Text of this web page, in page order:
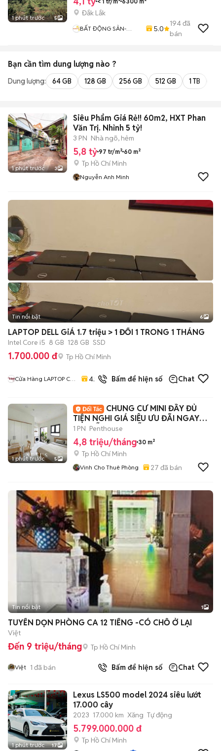
1 phút trước 5
Đắk Lắk
BẤT ĐỘNG SẢN-
5.0
194đã
bán
Bạn cần tìm dung lượng nào ?
Dung lượng: 64 GB 128 GB 256 GB 512 GB 1 TB
1 phút trước 3
Siêu Phẩm Giá Rẻ!! 60m2, HXT Phan
Văn Trị. Nhỉnh 5 tỷ!
3 PN Nhà ngõ, hẻm
5,8 tỷ 97 tr/m² 60 m²
Tp Hồ Chí Minh
Nguyễn Anh Minh
+2
Tin nổi bật 6
LAPTOP DELL GiÁ 1.7 triệu > 1 ĐỔI 1 TRONG 1 THÁNG
Intel Core i5 8 GB 128 GB SSD
1.700.000 đ Tp Hồ Chí Minh
Cửa Hàng LAPTOP Cũ
4.9
46
đã
bán
Bấm để hiện số Chat
1 phút trước 5
CHUNG CƯ MINI ĐẦY ĐỦ
TIỆN NGHI GIÁ SIÊU ƯU ĐÃI NGAY
NGUYỄN VĂN TRỖI
1 PN Penthouse
4,8 triệu/tháng 30 m²
Tp Hồ Chí Minh
Vinh Cho Thuê Phòng 27 đã bán
Tin nổi bật 1
TUYỂN DỌN PHÒNG CA 12 TIẾNG -CÓ CHỖ Ở LẠI
Việt
Đến 9 triệu/tháng Tp Hồ Chí Minh
Việt 1 đã bán Bấm để hiện số Chat
1 phút trước 17
Lexus LS500 model 2024 siêu lướt
17.000 cây
2023 17.000 km Xăng Tự động
5.799.000.000 đ
Tp Hồ Chí Minh